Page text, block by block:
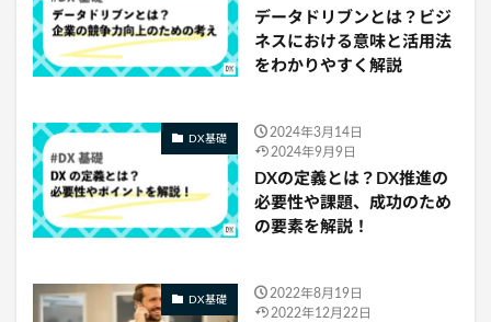
データドリブンとは？ビジ
ネスにおける意味と活用法
をわかりやすく解説
DX基礎
2024年3月14日
2024年9月9日
DXの定義とは？DX推進の
必要性や課題、成功のため
の要素を解説！
DX基礎
2022年8月19日
2022年12月22日